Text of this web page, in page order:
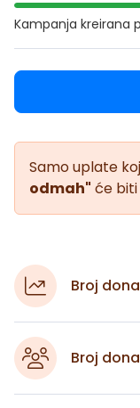
Kampanja kreirana
Samo uplate
odmah" će biti
Broj
Broj